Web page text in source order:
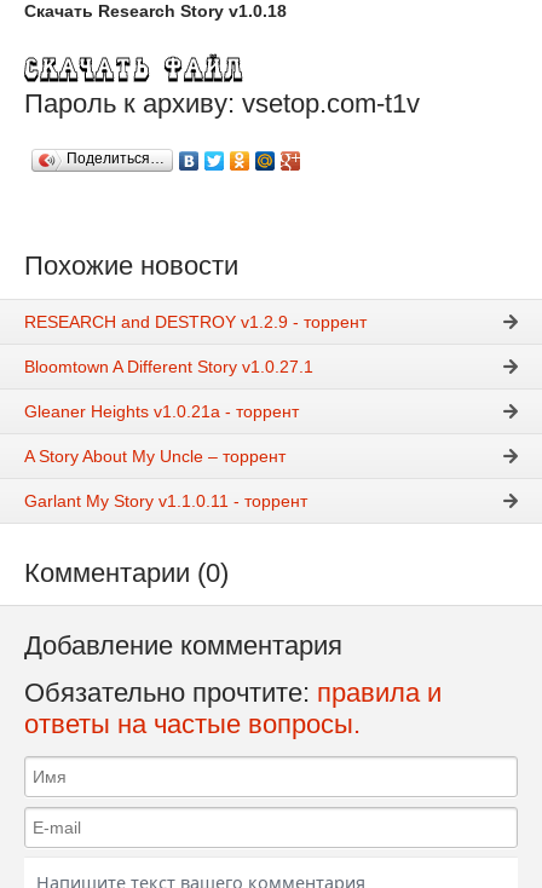
Скачать Research Story v1.0.18
Пароль к архиву: vsetop.com-t1v
Поделиться…
Похожие новости
RESEARCH and DESTROY v1.2.9 - торрент
Bloomtown A Different Story v1.0.27.1
Gleaner Heights v1.0.21a - торрент
A Story About My Uncle – торрент
Garlant My Story v1.1.0.11 - торрент
Комментарии (0)
Добавление комментария
Обязательно прочтите: правила и
ответы на частые вопросы.